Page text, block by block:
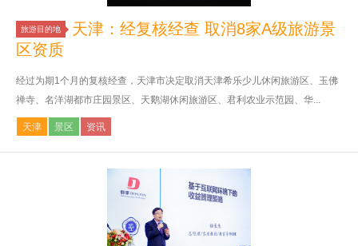
旅游目的地
天津：经复核经查 取消8家A级旅游景
区资质
经过为期1个月的复核经查，天津市决定取消天津希乐少儿休闲旅游区、玉佛
禅寺、名洋湖都市庄园景区、天鹅湖休闲旅游区、君利农业示范园、华...
天津 景区 资讯